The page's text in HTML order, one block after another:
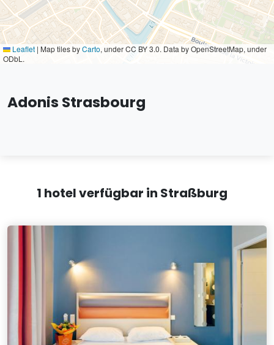
Leaflet | Map tiles byCarto, under CC BY 3.0. Data by OpenStreetMap, under
ODbL.
Adonis Strasbourg
1 hotel verfügbar in Straßburg